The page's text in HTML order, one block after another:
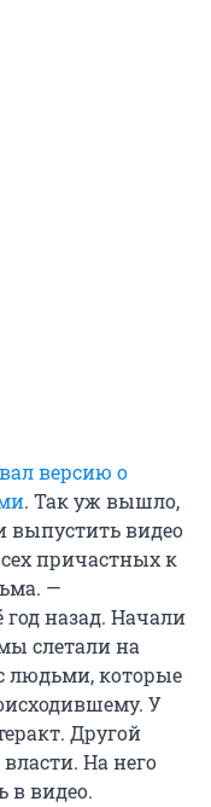
версию о
. Так уж вышло,
выпустить видео
причастных к
—
назад. Начали
слетали на
людьми, которые
У
Другой
На него
в видео.